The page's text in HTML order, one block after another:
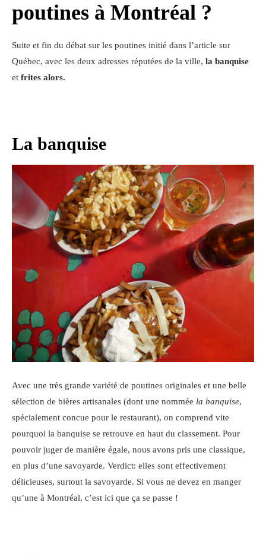
poutines à Montréal ?
Suite et fin du débat sur les poutines initié dans l’article sur
Québec, avec les deux adresses réputées de la ville, la banquise
et frites alors.
La banquise
Avec une très grande variété de poutines originales et une belle
sélection de bières artisanales (dont une nommée la banquise,
spécialement concue pour le restaurant), on comprend vite
pourquoi la banquise se retrouve en haut du classement. Pour
pouvoir juger de manière égale, nous avons pris une classique,
en plus d’une savoyarde. Verdict: elles sont effectivement
délicieuses, surtout la savoyarde. Si vous ne devez en manger
qu’une à Montréal, c’est ici que ça se passe !